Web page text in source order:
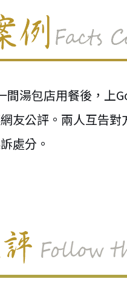
湯包店用餐後，上
友公評。兩人互告
處分。